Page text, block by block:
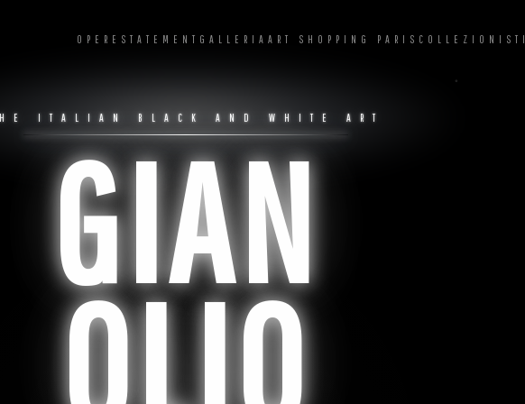
OPERE STATEMENT GALLERIA ART SHOPPING PARIS COLLEZIONISTI
ITALIAN BLACK AND WHITE ART
GIAN
OLIO